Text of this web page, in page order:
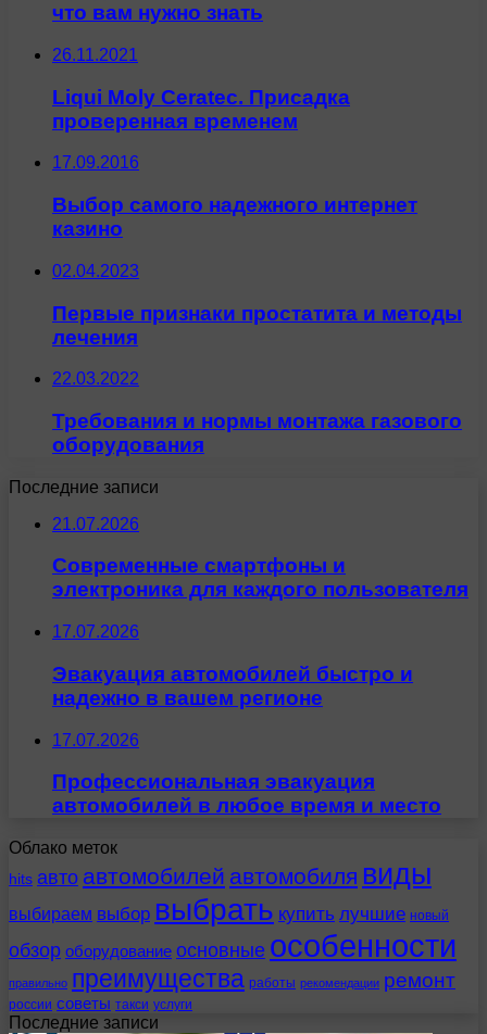
что вам нужно знать
26.11.2021
Liqui Moly Ceratec. Присадка
проверенная временем
17.09.2016
Выбор самого надежного интернет
казино
02.04.2023
Первые признаки простатита и методы
лечения
22.03.2022
Требования и нормы монтажа газового
оборудования
Последние записи
21.07.2026
Современные смартфоны и
электроника для каждого пользователя
17.07.2026
Эвакуация автомобилей быстро и
надежно в вашем регионе
17.07.2026
Профессиональная эвакуация
автомобилей в любое время и место
Облако меток
hits авто автомобилей автомобиля виды
выбираем выбор выбрать купить лучшие новый
обзор оборудование основные особенности
правильно преимущества работы рекомендации ремонт
россии советы такси услуги
Последние записи